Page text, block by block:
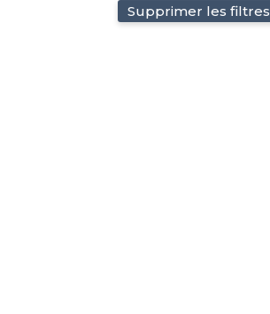
Supprimer les filtres